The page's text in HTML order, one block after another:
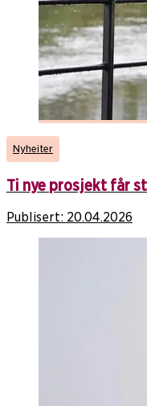
Nyheiter
Ti nye prosjekt får
Publisert: 20.04.2026